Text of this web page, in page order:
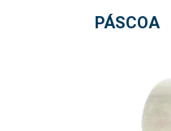
PÁSCOA